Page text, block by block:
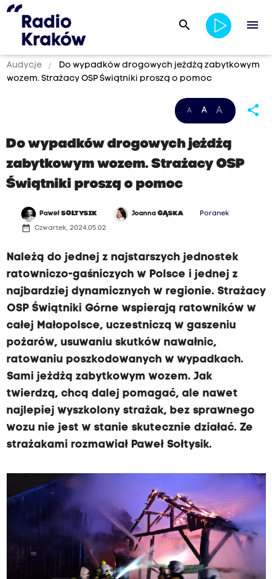
search menu
Audycje
Do wypadków drogowych jeżdżą zabytkowym
wozem. Strażacy OSP Świątniki proszą o pomoc
A A A share
Do wypadków drogowych jeżdżą
zabytkowym wozem. Strażacy OSP
Świątniki proszą o pomoc
PawełSOŁTYSIK JoannaGĄSKA Poranek
date_range Czwartek, 2024.05.02
Należą do jednej z najstarszych jednostek
ratowniczo-gaśniczych w Polsce i jednej z
najbardziej dynamicznych w regionie. Strażacy
OSP Świątniki Górne wspierają ratowników w
całej Małopolsce, uczestniczą w gaszeniu
pożarów, usuwaniu skutków nawałnic,
ratowaniu poszkodowanych w wypadkach.
Sami jeżdżą zabytkowym wozem. Jak
twierdzą, chcą dalej pomagać, ale nawet
najlepiej wyszkolony strażak, bez sprawnego
wozu nie jest w stanie skutecznie działać. Ze
strażakami rozmawiał Paweł Sołtysik.